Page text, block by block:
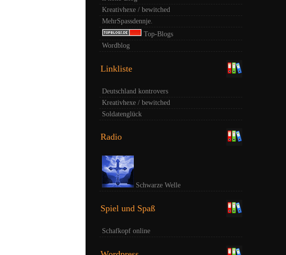
Kreativhexe / bewitched
MehrSpassdennje.
Top-Blogs
Wordblog
Linkliste
Deutschland kontrovers
Kreativhexe / bewitched
Soldatenglück
Radio
Schwarze Welle
Spiel und Spaß
Schafkopf online